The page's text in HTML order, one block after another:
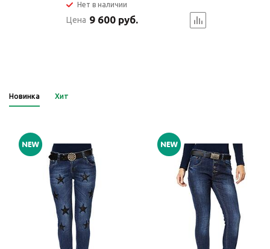
Нет в наличии
Цена 9 600 руб.
Новинка Хит